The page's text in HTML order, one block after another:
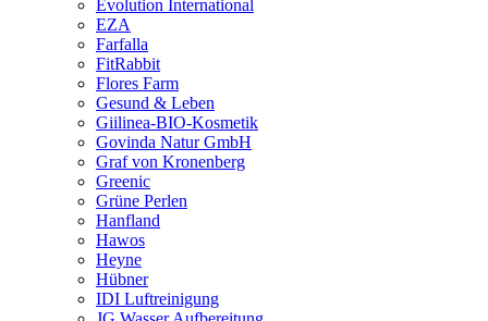
Evolution International
EZA
Farfalla
FitRabbit
Flores Farm
Gesund & Leben
Giilinea-BIO-Kosmetik
Govinda Natur GmbH
Graf von Kronenberg
Greenic
Grüne Perlen
Hanfland
Hawos
Heyne
Hübner
IDI Luftreinigung